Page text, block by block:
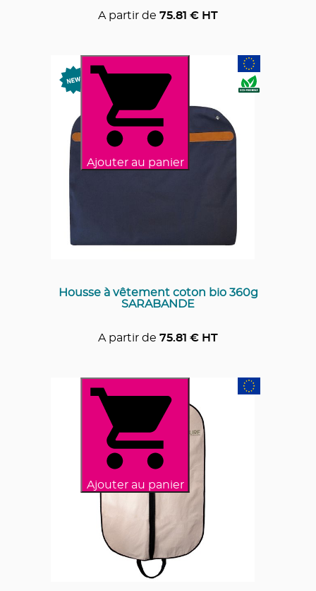
A partir de 75.81 € HT
Ajouter au panier
Housse à vêtement coton bio 360g
SARABANDE
A partir de 75.81 € HT
Ajouter au panier